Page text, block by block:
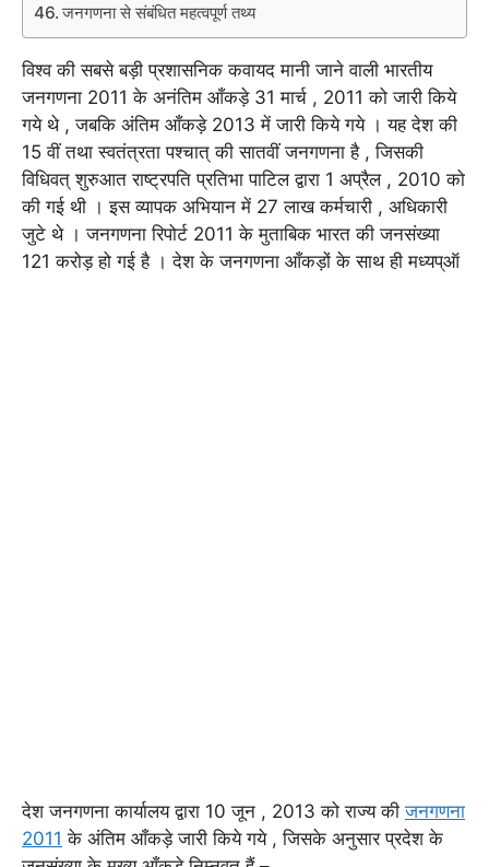
जनगणना से संबंधित महत्वपूर्ण तथ्य
विश्व की सबसे बड़ी प्रशासनिक कवायद मानी जाने वाली भारतीय
जनगणना 2011 के अनंतिम आँकड़े 31 मार्च , 2011 को जारी किये
गये थे , जबकि अंतिम आँकड़े 2013 में जारी किये गये । यह देश की
15 वीं तथा स्वतंत्रता पश्चात् की सातवीं जनगणना है , जिसकी
विधिवत् शुरुआत राष्ट्रपति प्रतिभा पाटिल द्वारा 1 अप्रैल , 2010 को
की गई थी । इस व्यापक अभियान में 27 लाख कर्मचारी , अधिकारी
जुटे थे । जनगणना रिपोर्ट 2011 के मुताबिक भारत की जनसंख्या
121 करोड़ हो गई है । देश के जनगणना आँकड़ों के साथ ही मध्यप्ऑ
देश जनगणना कार्यालय द्वारा 10 जून , 2013 को राज्य कीजनगणना
2011 के अंतिम आँकड़े जारी किये गये , जिसके अनुसार प्रदेश के